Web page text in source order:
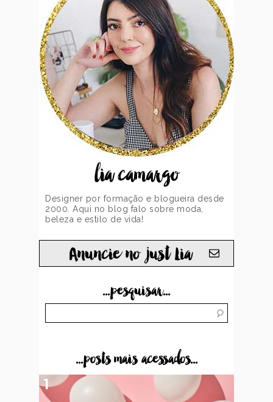
lia camargo
Designer por formação e blogueira desde
2000. Aqui no blog falo sobre moda,
beleza e estilo de vida!
Anuncie no just Lia
...pesquisar...
...posts mais acessados...
1